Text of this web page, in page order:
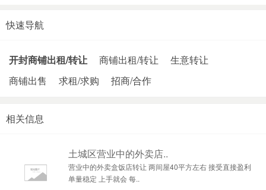
快速导航
开封商铺出租/转让 商铺出租/转让
生意转让
商铺出售
求租/求购 招商/合作
相关信息
土城区营业中的外卖店..
营业中的外卖盒饭店转让 两间屋40平方左右 接受直接盈利
单量稳定 上手就会 每..